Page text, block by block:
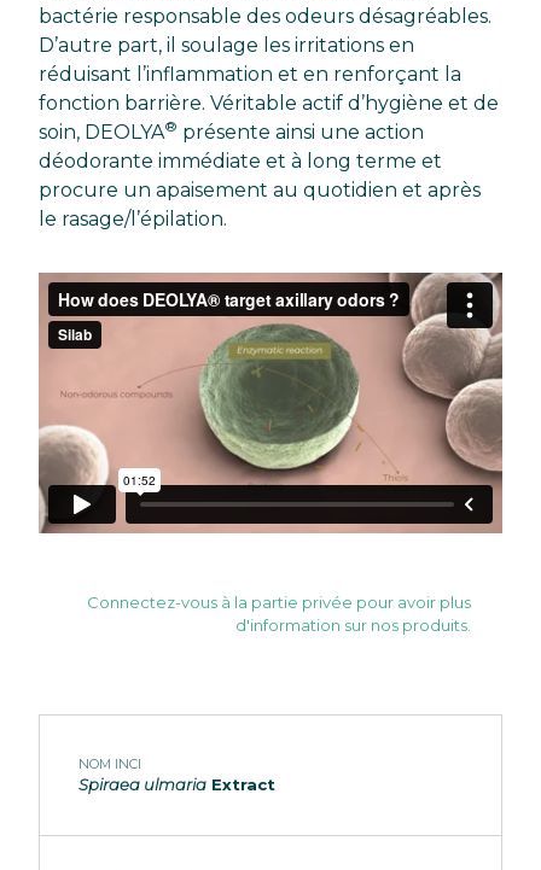
bactérie responsable des odeurs désagréables.
D’autre part, il soulage les irritations en
réduisant l’inflammation et en renforçant la
fonction barrière. Véritable actif d’hygiène et de
soin, DEOLYA® présente ainsi une action
déodorante immédiate et à long terme et
procure un apaisement au quotidien et après
le rasage/l’épilation.
Connectez-vous à la partie privée pour avoir plus
d'information sur nos produits.
NOM INCI
Spiraea ulmaria Extract